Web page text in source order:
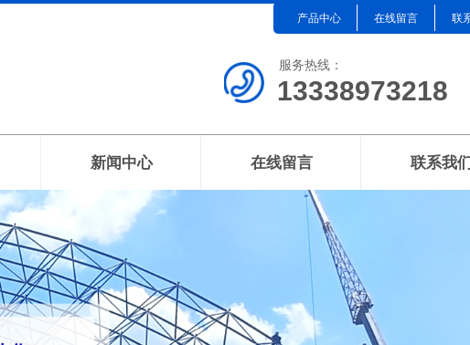
产品中心 在线留言 联
服务热线：
13338973218
新闻中心 在线留言 联系我